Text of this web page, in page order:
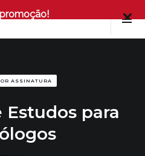
ASSINATURA
Estudos para